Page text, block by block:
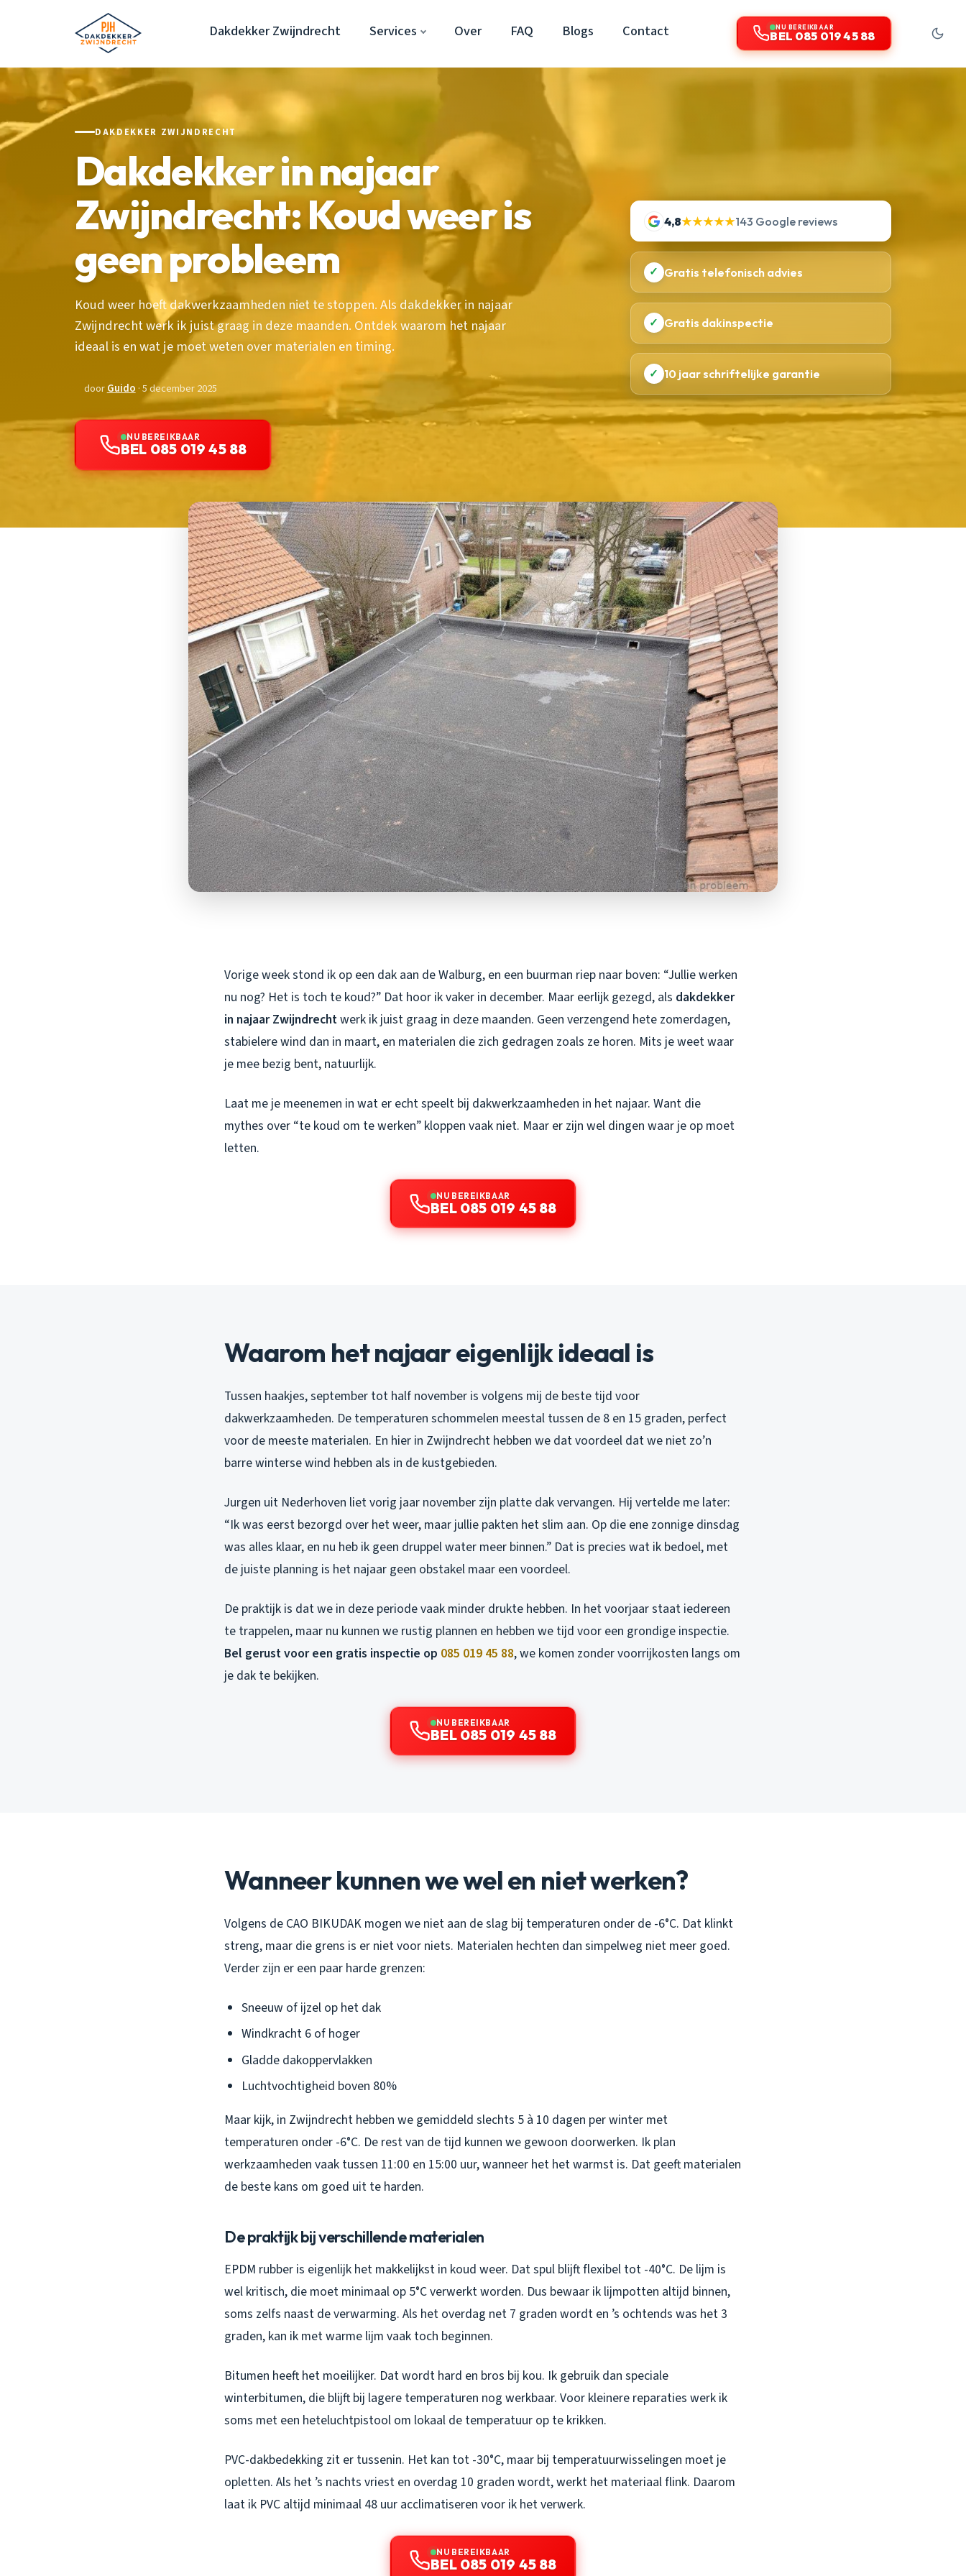
Dakdekker Zwijndrecht Services Over FAQ Blogs Contact NU BEREIKBAAR
BEL 085 019 45 88
DAKDEKKER ZWIJNDRECHT
Dakdekker in najaar
Zwijndrecht: Koud weer is
geen probleem
Koud weer hoeft dakwerkzaamheden niet te stoppen. Als dakdekker in najaar
Zwijndrecht werk ik juist graag in deze maanden. Ontdek waarom het najaar
ideaal is en wat je moet weten over materialen en timing.
doorGuido · 5 december 2025
NU BEREIKBAAR
BEL 085 019 45 88
4,8★★★★★143 Google reviews
✓ Gratis telefonisch advies
✓ Gratis dakinspectie
✓ 10 jaar schriftelijke garantie
Vorige week stond ik op een dak aan de Walburg, en een buurman riep naar boven: “Jullie werken
nu nog? Het is toch te koud?” Dat hoor ik vaker in december. Maar eerlijk gezegd, als dakdekker
in najaar Zwijndrechtwerk ik juist graag in deze maanden. Geen verzengend hete zomerdagen,
stabielere wind dan in maart, en materialen die zich gedragen zoals ze horen. Mits je weet waar
je mee bezig bent, natuurlijk.
Laat me je meenemen in wat er echt speelt bij dakwerkzaamheden in het najaar. Want die
mythes over “te koud om te werken” kloppen vaak niet. Maar er zijn wel dingen waar je op moet
letten.
NU BEREIKBAAR
BEL 085 019 45 88
Waarom het najaar eigenlijk ideaal is
Tussen haakjes, september tot half november is volgens mij de beste tijd voor
dakwerkzaamheden. De temperaturen schommelen meestal tussen de 8 en 15 graden, perfect
voor de meeste materialen. En hier in Zwijndrecht hebben we dat voordeel dat we niet zo’n
barre winterse wind hebben als in de kustgebieden.
Jurgen uit Nederhoven liet vorig jaar november zijn platte dak vervangen. Hij vertelde me later:
“Ik was eerst bezorgd over het weer, maar jullie pakten het slim aan. Op die ene zonnige dinsdag
was alles klaar, en nu heb ik geen druppel water meer binnen.” Dat is precies wat ik bedoel, met
de juiste planning is het najaar geen obstakel maar een voordeel.
De praktijk is dat we in deze periode vaak minder drukte hebben. In het voorjaar staat iedereen
te trappelen, maar nu kunnen we rustig plannen en hebben we tijd voor een grondige inspectie.
Bel gerust voor een gratis inspectie op 085 019 45 88, we komen zonder voorrijkosten langs om
je dak te bekijken.
NU BEREIKBAAR
BEL 085 019 45 88
Wanneer kunnen we wel en niet werken?
Volgens de CAO BIKUDAK mogen we niet aan de slag bij temperaturen onder de -6°C. Dat klinkt
streng, maar die grens is er niet voor niets. Materialen hechten dan simpelweg niet meer goed.
Verder zijn er een paar harde grenzen:
Sneeuw of ijzel op het dak
Windkracht 6 of hoger
Gladde dakoppervlakken
Luchtvochtigheid boven 80%
Maar kijk, in Zwijndrecht hebben we gemiddeld slechts 5 à 10 dagen per winter met
temperaturen onder -6°C. De rest van de tijd kunnen we gewoon doorwerken. Ik plan
werkzaamheden vaak tussen 11:00 en 15:00 uur, wanneer het het warmst is. Dat geeft materialen
de beste kans om goed uit te harden.
De praktijk bij verschillende materialen
EPDM rubber is eigenlijk het makkelijkst in koud weer. Dat spul blijft flexibel tot -40°C. De lijm is
wel kritisch, die moet minimaal op 5°C verwerkt worden. Dus bewaar ik lijmpotten altijd binnen,
soms zelfs naast de verwarming. Als het overdag net 7 graden wordt en ’s ochtends was het 3
graden, kan ik met warme lijm vaak toch beginnen.
Bitumen heeft het moeilijker. Dat wordt hard en bros bij kou. Ik gebruik dan speciale
winterbitumen, die blijft bij lagere temperaturen nog werkbaar. Voor kleinere reparaties werk ik
soms met een heteluchtpistool om lokaal de temperatuur op te krikken.
PVC-dakbedekking zit er tussenin. Het kan tot -30°C, maar bij temperatuurwisselingen moet je
opletten. Als het ’s nachts vriest en overdag 10 graden wordt, werkt het materiaal flink. Daarom
laat ik PVC altijd minimaal 48 uur acclimatiseren voor ik het verwerk.
NU BEREIKBAAR
BEL 085 019 45 88